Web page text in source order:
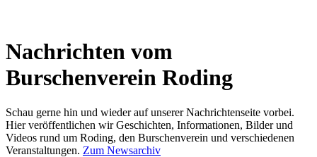
Nachrichten vom
Burschenverein Roding
Schau gerne hin und wieder auf unserer Nachrichtenseite vorbei.
Hier veröffentlichen wir Geschichten, Informationen, Bilder und
Videos rund um Roding, den Burschenverein und verschiedenen
Veranstaltungen. Zum Newsarchiv